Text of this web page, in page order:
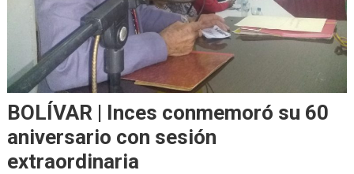
BOLÍVAR | Inces conmemoró su 60
aniversario con sesión
extraordinaria